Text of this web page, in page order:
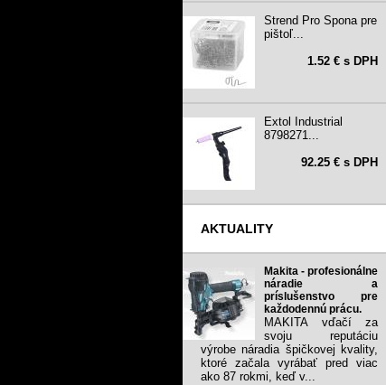
Strend Pro Spona pre
pištoľ...
1.52 € s DPH
Extol Industrial
8798271...
92.25 € s DPH
AKTUALITY
Makita - profesionálne
náradie a
príslušenstvo pre
každodennú prácu.
MAKITA vďačí za
svoju reputáciu
výrobe náradia špičkovej kvality,
ktoré začala vyrábať pred viac
ako 87 rokmi, keď v...